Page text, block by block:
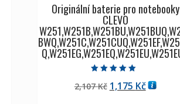
Originální baterie pro notebooky
CLEVO
5.00
z 5
2,107Kč Původní
1,175 KčAktuální